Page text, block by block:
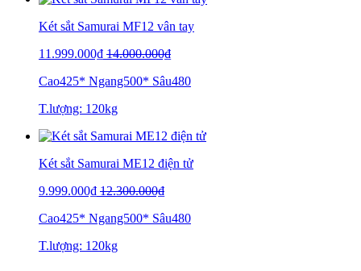
Két sắt Samurai MF12 vân tay
11.999.000₫ 14.000.000₫
Cao425* Ngang500* Sâu480
T.lượng: 120kg
Két sắt Samurai ME12 điện tử
9.999.000₫ 12.300.000₫
Cao425* Ngang500* Sâu480
T.lượng: 120kg